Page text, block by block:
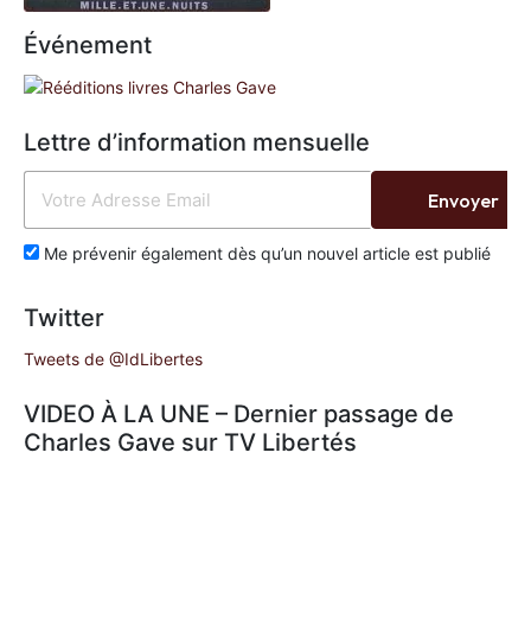
Événement
Lettre d’information mensuelle
Me prévenir également dès qu’un nouvel article est publié
Envoyer
Twitter
Tweets de @IdLibertes
VIDEO À LA UNE – Dernier passage de
Charles Gave sur TV Libertés